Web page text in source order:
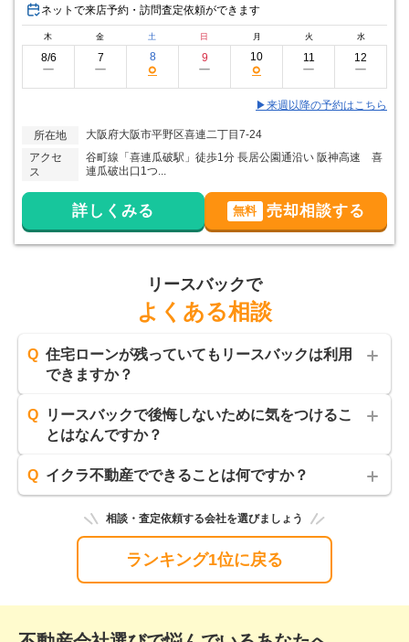
ネットで来店予約・訪問査定依頼ができます
木 金 土 日 月 火 水
8/6
ー
7
ー
8
○
9
ー
10
○
11
ー
12
ー
▶来週以降の予約はこちら
所在地
大阪府大阪市平野区喜連二丁目7-24
アクセ
ス
谷町線「喜連瓜破駅」徒歩1分 長居公園通沿い 阪神高速 喜
連瓜破出口1つ...
詳しくみる 無料 売却相談する
リースバックで
よくある相談
Q 住宅ローンが残っていてもリースバックは利用
できますか？
Q
リースバックで後悔しないために気をつけるこ
とはなんですか？
いくらで売れるのか（買取額）
いくらで借りられるのか（家賃）
いつまで住めるのか（賃貸契約の内容）
いくらで買い戻せるのか（買い戻し額）
Q イクラ不動産でできることは何ですか？
相談・査定依頼する会社を選びましょう
ランキング1位に戻る